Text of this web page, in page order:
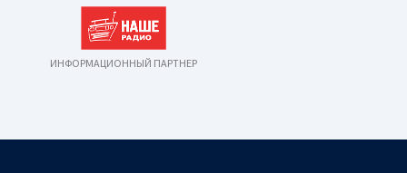
ИНФОРМАЦИОННЫЙ ПАРТНЕР